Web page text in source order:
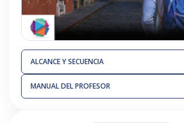
ALCANCE Y SECUENCIA
MANUAL DEL PROFESOR